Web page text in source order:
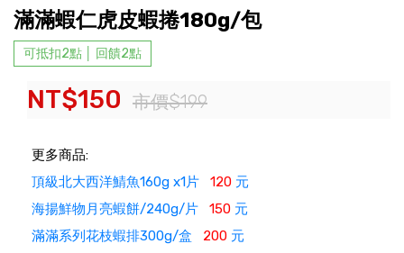
滿滿蝦仁虎皮蝦捲180g/包
可抵扣2點 │ 回饋2點
NT$150 市價$199
更多商品:
頂級北大西洋鯖魚160g x1片 120 元
海揚鮮物月亮蝦餅/240g/片 150 元
滿滿系列花枝蝦排300g/盒 200 元